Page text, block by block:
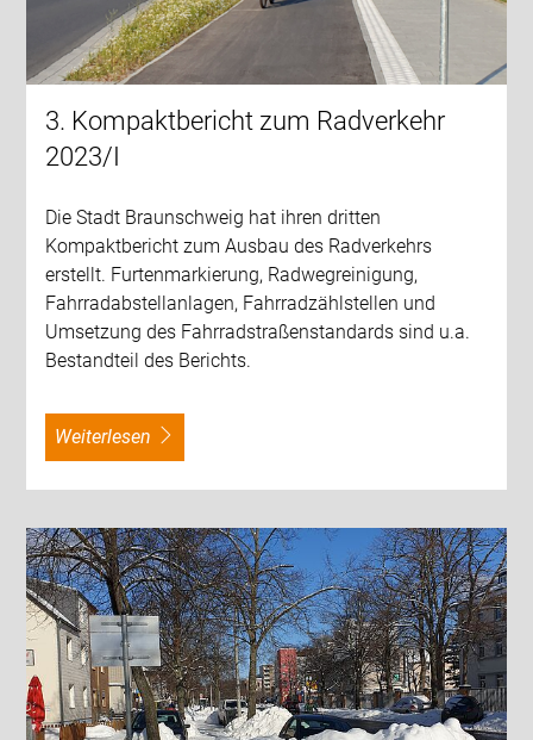
3. Kompaktbericht zum Radverkehr
2023/I
Die Stadt Braunschweig hat ihren dritten
Kompaktbericht zum Ausbau des Radverkehrs
erstellt. Furtenmarkierung, Radwegreinigung,
Fahrradabstellanlagen, Fahrradzählstellen und
Umsetzung des Fahrradstraßenstandards sind u.a.
Bestandteil des Berichts.
weiterlesen